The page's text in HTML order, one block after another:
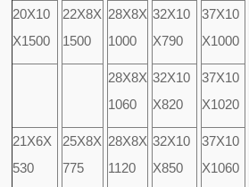
20X10
X1500
22X8X
1500
28X8X
1000
32X10
X790
37X10
X1000
28X8X
1060
32X10
X820
37X10
X1020
21X6X
530
25X8X
775
28X8X
1120
32X10
X850
37X10
X1060